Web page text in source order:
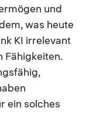
und
was heute
KI irrelevant
Fähigkeiten.
ein solches